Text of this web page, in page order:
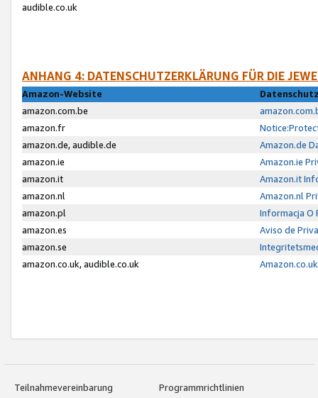
audible.co.uk
ANHANG 4: DATENSCHUTZERKLÄRUNG FÜR DIE
Amazon-Website
amazon.com.be
amazon.fr
amazon.de, audible.de
Amazon.de
amazon.ie
Amazon.ie
amazon.it
Amazon.it
amazon.nl
Amazon.nl
amazon.pl
Informacja O
amazon.es
Aviso de
amazon.se
amazon.co.uk, audible.co.uk
Teilnahmevereinbarung
Programmrichtlinien